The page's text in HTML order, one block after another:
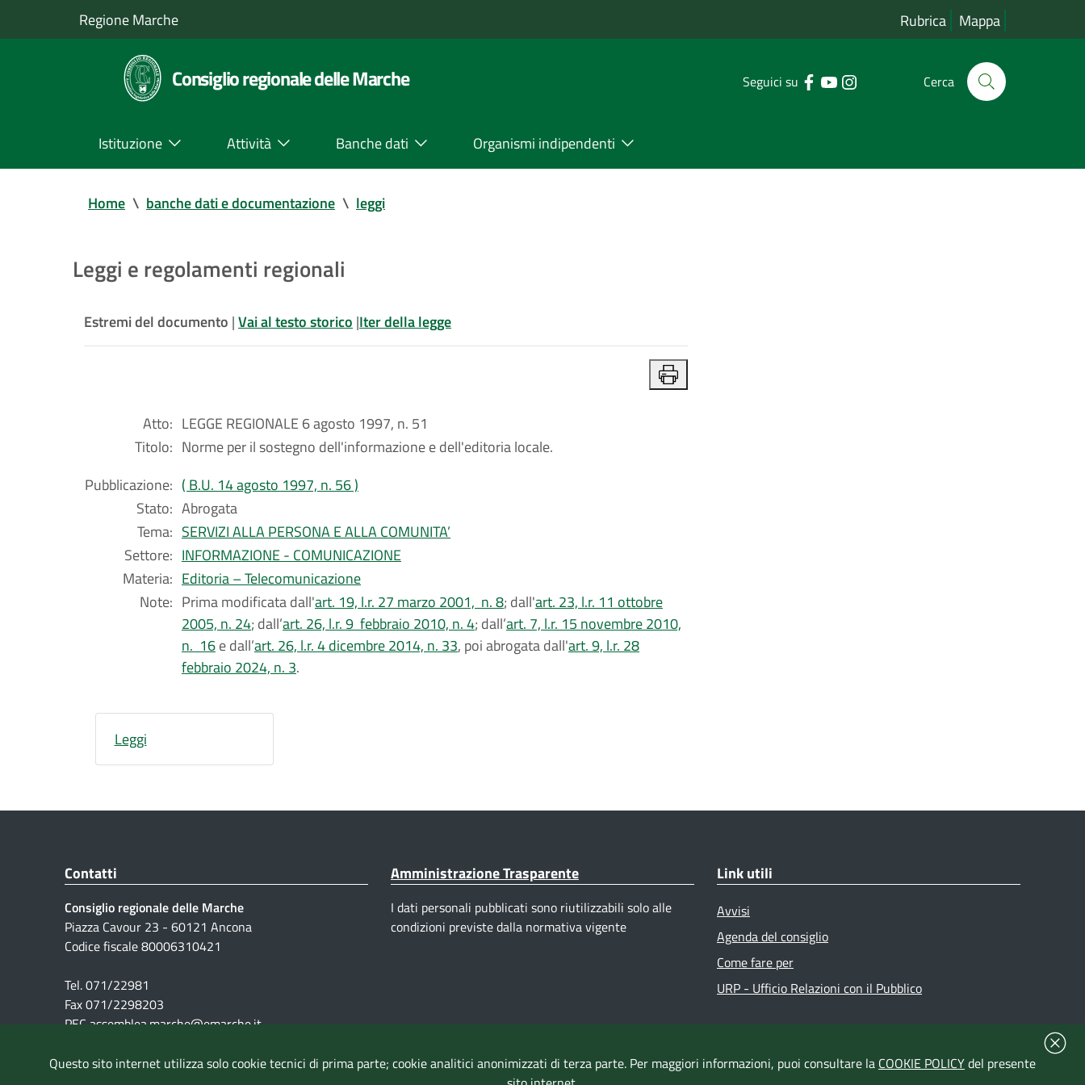
Regione Marche Rubrica Mappa
Consiglio regionale delle Marche Seguici su Cerca
Istituzione Attività Banche dati Organismi indipendenti
Home \ banche dati e documentazione \ leggi
Leggi e regolamenti regionali
Estremi del documento |Vai al testo storico |Iter della legge
Atto: LEGGE REGIONALE 6 agosto 1997, n. 51
Titolo: Norme per il sostegno dell'informazione e dell'editoria locale.
Pubblicazione: ( B.U. 14 agosto 1997, n. 56 )
Stato: Abrogata
Tema: SERVIZI ALLA PERSONA E ALLA COMUNITA’
Settore: INFORMAZIONE - COMUNICAZIONE
Materia: Editoria – Telecomunicazione
Note: Prima modificata dall'art. 19, l.r. 27 marzo 2001, n. 8; dall'art. 23, l.r. 11 ottobre
2005, n. 24; dall’art. 26, l.r. 9 febbraio 2010, n. 4; dall’art. 7, l.r. 15 novembre 2010,
n. 16e dall’art. 26, l.r. 4 dicembre 2014, n. 33, poi abrogata dall'art. 9, l.r. 28
febbraio 2024, n. 3.
Leggi
Contatti
Consiglio regionale delle Marche
Piazza Cavour 23 - 60121 Ancona
Codice fiscale 80006310421
Tel. 071/22981
Fax 071/2298203
PEC assemblea.marche@emarche.it
Amministrazione Trasparente
I dati personali pubblicati sono riutilizzabili solo alle
condizioni previste dalla normativa vigente
Link utili
Avvisi
Agenda del consiglio
Come fare per
URP - Ufficio Relazioni con il Pubblico
Questo sito internet utilizza solo cookie tecnici di prima parte; cookie analitici anonimizzati di terza parte. Per maggiori informazioni, puoi consultare la COOKIE POLICYdel presente